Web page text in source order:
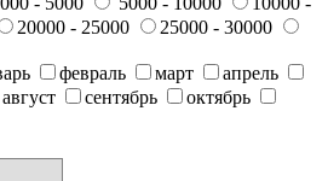
20000 - 25000
25000 - 30000
февраль март
апрель
август сентябрь
октябрь